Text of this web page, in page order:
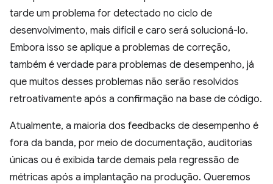
tarde um problema for detectado no ciclo de
desenvolvimento, mais difícil e caro será solucioná-lo.
Embora isso se aplique a problemas de correção,
também é verdade para problemas de desempenho, já
que muitos desses problemas não serão resolvidos
retroativamente após a confirmação na base de código.
Atualmente, a maioria dos feedbacks de desempenho é
fora da banda, por meio de documentação, auditorias
únicas ou é exibida tarde demais pela regressão de
métricas após a implantação na produção. Queremos